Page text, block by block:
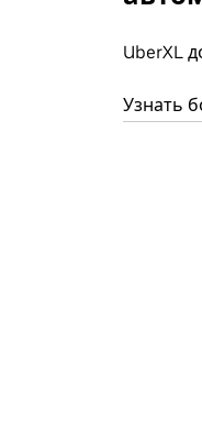
UberXL
Узнать